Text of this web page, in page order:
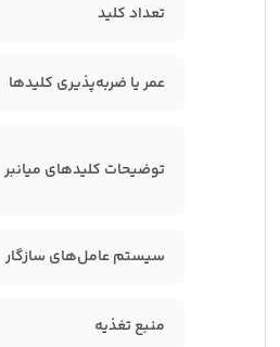
تعداد کلید
عمر یا ضربه‌پذیری کلیدها
توضیحات کلیدهای میانبر
سیستم‌ عامل‌های سازگار
منبع تغذیه